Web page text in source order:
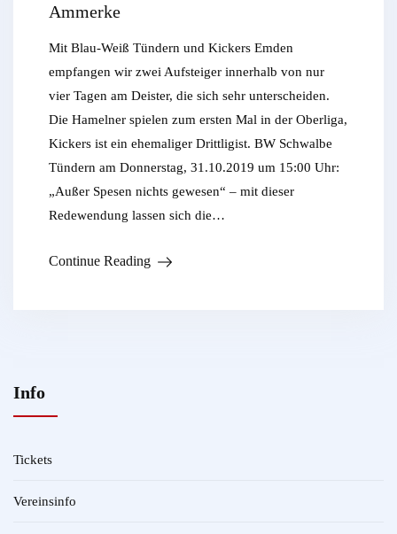
Ammerke
Mit Blau-Weiß Tündern und Kickers Emden
empfangen wir zwei Aufsteiger innerhalb von nur
vier Tagen am Deister, die sich sehr unterscheiden.
Die Hamelner spielen zum ersten Mal in der Oberliga,
Kickers ist ein ehemaliger Drittligist. BW Schwalbe
Tündern am Donnerstag, 31.10.2019 um 15:00 Uhr:
„Außer Spesen nichts gewesen“ – mit dieser
Redewendung lassen sich die…
Continue Reading
Info
Tickets
Vereinsinfo